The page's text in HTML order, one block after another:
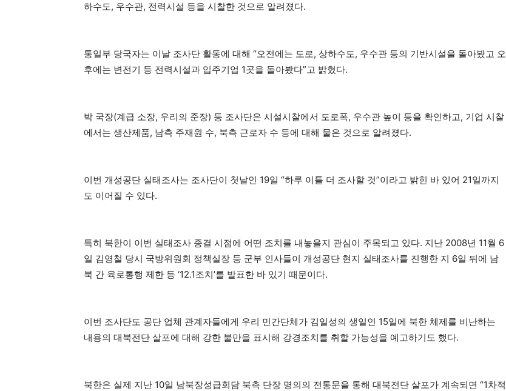
하수도, 우수관, 전력시설 등을 시찰한 것으로 알려졌다.
통일부 당국자는 이날 조사단 활동에 대해 “오전에는 도로, 상하수도, 우수관 등의 기반시설을 돌아봤고 오
후에는 변전기 등 전력시설과 입주기업 1곳을 돌아봤다”고 밝혔다.
박 국장(계급 소장, 우리의 준장) 등 조사단은 시설시찰에서 도로폭, 우수관 높이 등을 확인하고, 기업 시찰
에서는 생산제품, 남측 주재원 수, 북측 근로자 수 등에 대해 물은 것으로 알려졌다.
이번 개성공단 실태조사는 조사단이 첫날인 19일 “하루 이틀 더 조사할 것”이라고 밝힌 바 있어 21일까지
도 이어질 수 있다.
특히 북한이 이번 실태조사 종결 시점에 어떤 조치를 내놓을지 관심이 주목되고 있다. 지난 2008년 11월 6
일 김영철 당시 국방위원회 정책실장 등 군부 인사들이 개성공단 현지 실태조사를 진행한 지 6일 뒤에 남
북 간 육로통행 제한 등 ‘12.1조치’를 발표한 바 있기 때문이다.
이번 조사단도 공단 업체 관계자들에게 우리 민간단체가 김일성의 생일인 15일에 북한 체제를 비난하는
내용의 대북전단 살포에 대해 강한 불만을 표시해 강경조치를 취할 가능성을 예고하기도 했다.
북한은 실제 지난 10일 남북장성급회담 북측 단장 명의의 전통문을 통해 대북전단 살포가 계속되면 “1차적